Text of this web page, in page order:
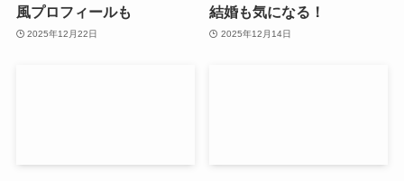
風プロフィールも
2025年12月22日
結婚も気になる！
2025年12月14日